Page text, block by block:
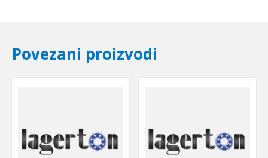
Povezani proizvodi